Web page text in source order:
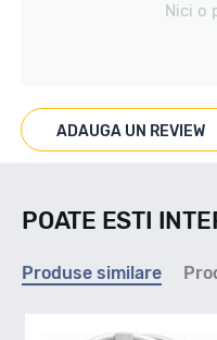
Se poate cumpara doar la
in caz ca este nevoie!
Nici o
ADAUGA UN REVIEW
POATE ESTI
Produse similare